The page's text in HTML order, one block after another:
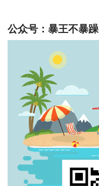
公众号：暴王不暴躁